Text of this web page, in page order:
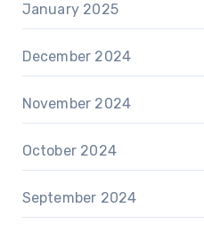
January 2025
December 2024
November 2024
October 2024
September 2024